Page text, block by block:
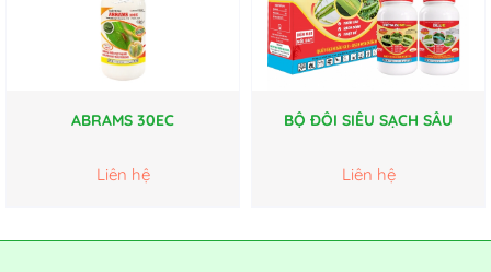
ABRAMS 30EC
Liên hệ
BỘ ĐÔI SIÊU SẠCH SÂU
Liên hệ